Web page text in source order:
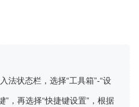
法状态栏，选择“工具箱”-“设
”，再选择“快捷键设置”，根据